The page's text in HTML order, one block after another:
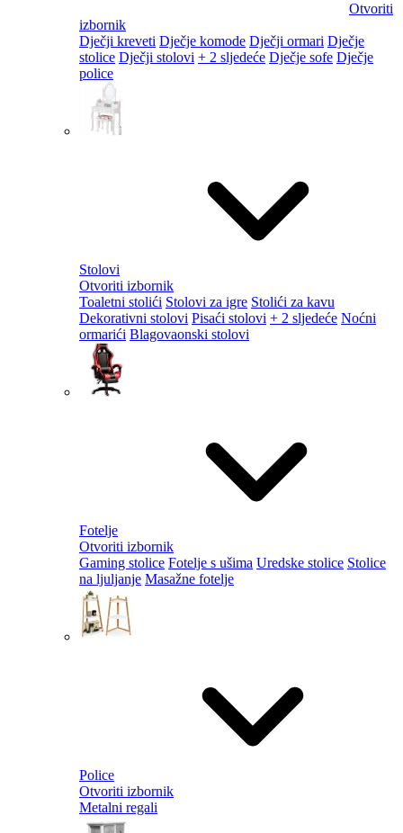
Otvoriti
izbornik
Dječji kreveti Dječje komode Dječji ormari Dječje
stolice Dječji stolovi + 2 sljedeće Dječje sofe Dječje
police
Stolovi
Otvoriti izbornik
Toaletni stolići Stolovi za igre Stolići za kavu
Dekorativni stolovi Pisaći stolovi + 2 sljedeće Noćni
ormarići Blagovaonski stolovi
Fotelje
Otvoriti izbornik
Gaming stolice Fotelje s ušima Uredske stolice Stolice
na ljuljanje Masažne fotelje
Police
Otvoriti izbornik
Metalni regali